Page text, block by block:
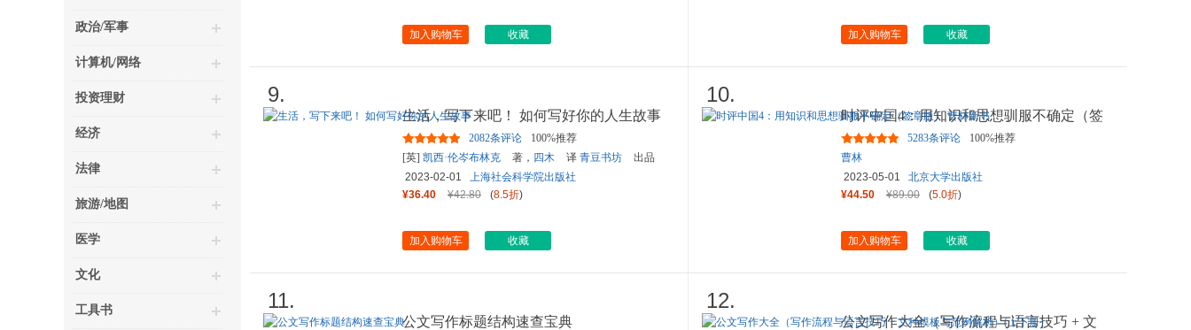
政治/军事
计算机/网络
投资理财
经济
法律
旅游/地图
医学
文化
工具书
加入购物车 收藏 加入购物车 收藏
9.
生活，写下来吧！ 如何写好你的人生故事
2082条评论
100%推荐
[英] 凯西·伦岑布林克 著， 四木 译 青豆书坊
出品
2023-02-01
上海社会科学院出版社
¥36.40
¥42.80 (8.5折)
加入购物车 收藏
10.
时评中国4：用知识和思想驯服不确定（签
章版） 曹林新书
5283条评论
100%推荐
曹林
2023-05-01
北京大学出版社
¥44.50
¥89.00 (5.0折)
加入购物车 收藏
11.
公文写作标题结构速查宝典
12.
公文写作大全（写作流程与语言技巧 + 文